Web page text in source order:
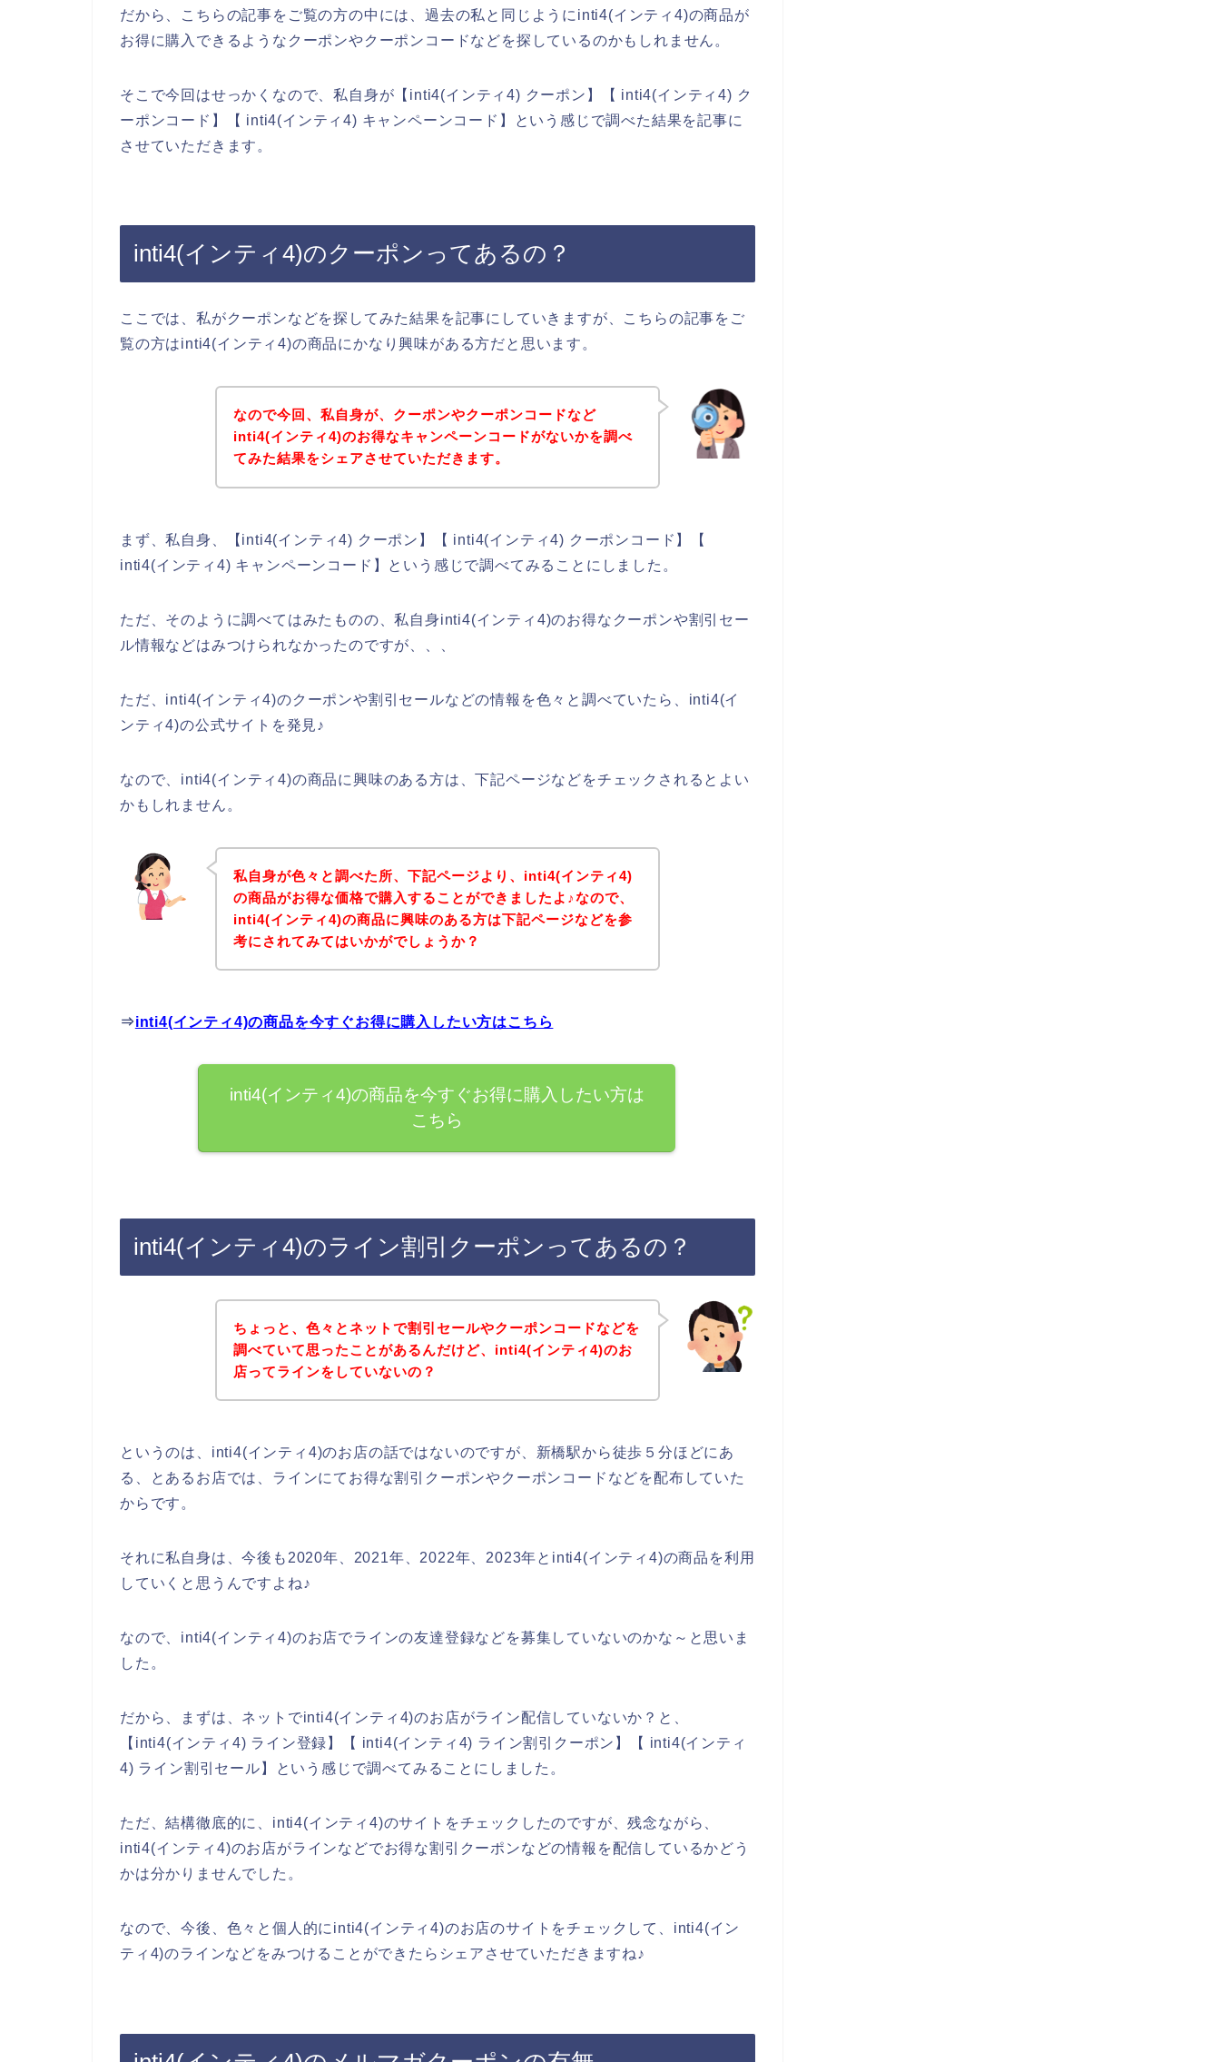
だから、こちらの記事をご覧の方の中には、過去の私と同じようにinti4(インティ4)の商品が
お得に購入できるようなクーポンやクーポンコードなどを探しているのかもしれません。
そこで今回はせっかくなので、私自身が【inti4(インティ4) クーポン】【 inti4(インティ4) ク
ーポンコード】【 inti4(インティ4) キャンペーンコード】という感じで調べた結果を記事に
させていただきます。
inti4(インティ4)のクーポンってあるの？
ここでは、私がクーポンなどを探してみた結果を記事にしていきますが、こちらの記事をご
覧の方はinti4(インティ4)の商品にかなり興味がある方だと思います。
なので今回、私自身が、クーポンやクーポンコードなど
inti4(インティ4)のお得なキャンペーンコードがないかを調べ
てみた結果をシェアさせていただきます。
まず、私自身、【inti4(インティ4) クーポン】【 inti4(インティ4) クーポンコード】【
inti4(インティ4) キャンペーンコード】という感じで調べてみることにしました。
ただ、そのように調べてはみたものの、私自身inti4(インティ4)のお得なクーポンや割引セー
ル情報などはみつけられなかったのですが、、、
ただ、inti4(インティ4)のクーポンや割引セールなどの情報を色々と調べていたら、inti4(イ
ンティ4)の公式サイトを発見♪
なので、inti4(インティ4)の商品に興味のある方は、下記ページなどをチェックされるとよい
かもしれません。
私自身が色々と調べた所、下記ページより、inti4(インティ4)
の商品がお得な価格で購入することができましたよ♪なので、
inti4(インティ4)の商品に興味のある方は下記ページなどを参
考にされてみてはいかがでしょうか？
⇒inti4(インティ4)の商品を今すぐお得に購入したい方はこちら
inti4(インティ4)の商品を今すぐお得に購入したい方は
こちら
inti4(インティ4)のライン割引クーポンってあるの？
ちょっと、色々とネットで割引セールやクーポンコードなどを
調べていて思ったことがあるんだけど、inti4(インティ4)のお
店ってラインをしていないの？
というのは、inti4(インティ4)のお店の話ではないのですが、新橋駅から徒歩５分ほどにあ
る、とあるお店では、ラインにてお得な割引クーポンやクーポンコードなどを配布していた
からです。
それに私自身は、今後も2020年、2021年、2022年、2023年とinti4(インティ4)の商品を利用
していくと思うんですよね♪
なので、inti4(インティ4)のお店でラインの友達登録などを募集していないのかな～と思いま
した。
だから、まずは、ネットでinti4(インティ4)のお店がライン配信していないか？と、
【inti4(インティ4) ライン登録】【 inti4(インティ4) ライン割引クーポン】【 inti4(インティ
4) ライン割引セール】という感じで調べてみることにしました。
ただ、結構徹底的に、inti4(インティ4)のサイトをチェックしたのですが、残念ながら、
inti4(インティ4)のお店がラインなどでお得な割引クーポンなどの情報を配信しているかどう
かは分かりませんでした。
なので、今後、色々と個人的にinti4(インティ4)のお店のサイトをチェックして、inti4(イン
ティ4)のラインなどをみつけることができたらシェアさせていただきますね♪